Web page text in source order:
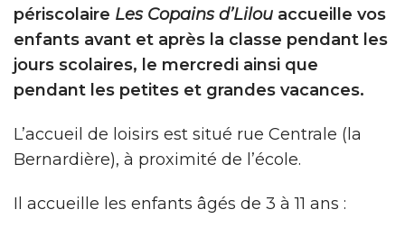
périscolaire Les Copains d’Lilou accueille vos
enfants avant et après la classe pendant les
jours scolaires, le mercredi ainsi que
pendant les petites et grandes vacances.
L’accueil de loisirs est situé rue Centrale (la
Bernardière), à proximité de l’école.
Il accueille les enfants âgés de 3 à 11 ans :